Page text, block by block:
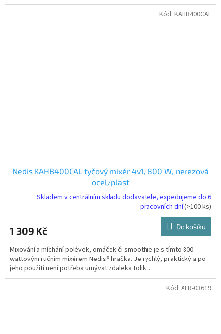
Nedis KAHB400CAL tyčový mixér 4v1, 800 W, nerezová
ocel/plast
Skladem v centrálním skladu dodavatele, expedujeme do 6
pracovních dní(>100 ks)
1 309 Kč Do košíku
Mixování a míchání polévek, omáček či smoothie je s tímto 800-
wattovým ručním mixérem Nedis® hračka. Je rychlý, praktický a po
jeho použití není potřeba umývat zdaleka tolik...
Kód: KAHB400CAL
Kód: ALR-03619